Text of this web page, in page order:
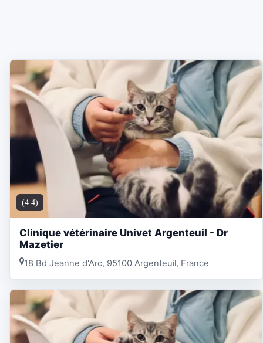
(4.4)
Clinique vétérinaire Univet Argenteuil - Dr
Mazetier
18 Bd Jeanne d'Arc, 95100 Argenteuil, France